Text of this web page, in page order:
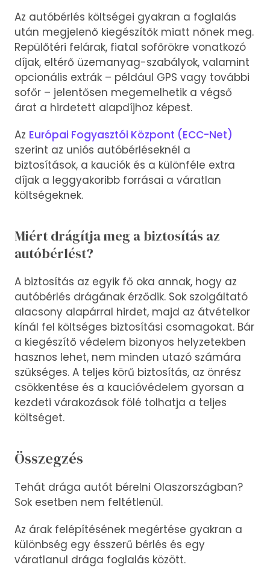
Az autóbérlés költségei gyakran a foglalás
után megjelenő kiegészítők miatt nőnek meg.
Repülőtéri felárak, fiatal sofőrökre vonatkozó
díjak, eltérő üzemanyag-szabályok, valamint
opcionális extrák – például GPS vagy további
sofőr – jelentősen megemelhetik a végső
árat a hirdetett alapdíjhoz képest.
Az Európai Fogyasztói Központ (ECC-Net)
szerint az uniós autóbérléseknél a
biztosítások, a kauciók és a különféle extra
díjak a leggyakoribb forrásai a váratlan
költségeknek.
Miért drágítja meg a biztosítás az
autóbérlést?
A biztosítás az egyik fő oka annak, hogy az
autóbérlés drágának érződik. Sok szolgáltató
alacsony alapárral hirdet, majd az átvételkor
kínál fel költséges biztosítási csomagokat. Bár
a kiegészítő védelem bizonyos helyzetekben
hasznos lehet, nem minden utazó számára
szükséges. A teljes körű biztosítás, az önrész
csökkentése és a kaucióvédelem gyorsan a
kezdeti várakozások fölé tolhatja a teljes
költséget.
Összegzés
Tehát drága autót bérelni Olaszországban?
Sok esetben nem feltétlenül.
Az árak felépítésének megértése gyakran a
különbség egy ésszerű bérlés és egy
váratlanul drága foglalás között.